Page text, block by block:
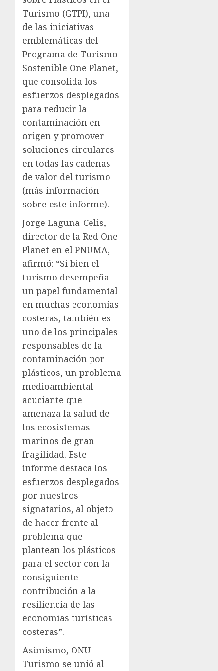
Turismo (GTPI), una
de las iniciativas
emblemáticas del
Programa de Turismo
Sostenible One Planet,
que consolida los
esfuerzos desplegados
para reducir la
contaminación en
origen y promover
soluciones circulares
en todas las cadenas
de valor del turismo
(más información
sobre este informe).
Jorge Laguna-Celis,
director de la Red One
Planet en el PNUMA,
afirmó: “Si bien el
turismo desempeña
un papel fundamental
en muchas economías
costeras, también es
uno de los principales
responsables de la
contaminación por
plásticos, un problema
medioambiental
acuciante que
amenaza la salud de
los ecosistemas
marinos de gran
fragilidad. Este
informe destaca los
esfuerzos desplegados
por nuestros
signatarios, al objeto
de hacer frente al
problema que
plantean los plásticos
para el sector con la
consiguiente
contribución a la
resiliencia de las
economías turísticas
costeras”.
Asimismo, ONU
Turismo se unió al